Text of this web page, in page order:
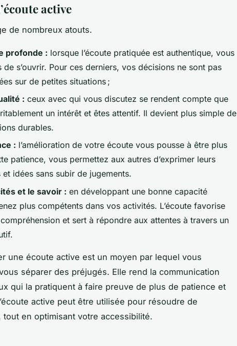
active
de nombreux atouts.
profonde : lorsque l’écoute pratiquée est authentique, vous
de s’ouvrir. Pour ces derniers, vos décisions ne sont pas
sur de petites situations ;
: ceux avec qui vous discutez se rendent compte que
un intérêt et êtes attentif. Il devient plus simple de
durables.
: l’amélioration de votre écoute vous pousse à être plus
patience, vous permettez aux autres d’exprimer leurs
idées sans subir de jugements.
et le savoir : en développant une bonne capacité
plus compétents dans vos activités. L’écoute favorise
et sert à répondre aux attentes à travers un
une écoute active est un moyen par lequel vous
séparer des préjugés. Elle rend la communication
qui la pratiquent à faire preuve de plus de patience et
active peut être utilisée pour résoudre de
en optimisant votre accessibilité.